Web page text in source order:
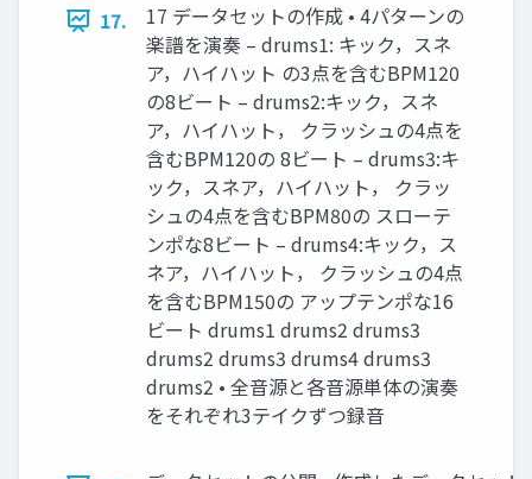
17.
17 データセットの作成 • 4パターンの
楽譜を演奏 – drums1: キック，スネ
ア，ハイハット の3点を含むBPM120
の8ビート – drums2:キック，スネ
ア，ハイハット， クラッシュの4点を
含むBPM120の 8ビート – drums3:キ
ック，スネア，ハイハット， クラッ
シュの4点を含むBPM80の スローテ
ンポな8ビート – drums4:キック，ス
ネア，ハイハット， クラッシュの4点
を含むBPM150の アップテンポな16
ビート drums1 drums2 drums3
drums2 drums3 drums4 drums3
drums2 • 全音源と各音源単体の演奏
をそれぞれ3テイクずつ録音